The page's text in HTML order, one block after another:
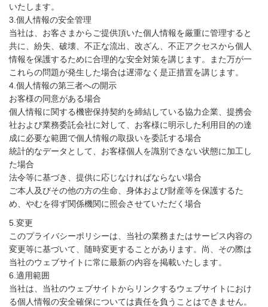
いたします。
3.個人情報の安全管理
当社は、お客さまからご提供頂いた個人情報を厳重に管理すると
共に、紛失、破壊、不正な流出、改ざん、不正アクセスから個人
情報を保護するために合理的な安全対策を講じます。また万が一
これらの問題が発生した場合は遅滞なく是正措置を講じます。
4.個人情報の第三者への開示
お客様の同意がある場合
個人情報に関する機密保持契約を締結している協力企業、提携会
社および業務委託会社に対して、お客様に明示した利用目的の達
成に必要な範囲で個人情報の取扱いを委託する場合
統計的なデータとして、お客様個人を識別できない状態に加工し
た場合
法令等に基づき、提供に応じなければならない場合
ご本人及びその他の方の生命、身体および財産等を保護するた
め、やむを得ず関係機関に照会させていただく場合
5.変更
このプライバシーポリシーは、当社の業務またはサービス内容の
変更等に基づいて、随時変更することがあります。尚、その際は
当社のウェブサイトに常に最新の内容を掲載いたします。
6.適用範囲
当社は、当社のウェブサイトからリンクするウェブサイトにおけ
る個人情報の安全確保については責任を負うことはできません。